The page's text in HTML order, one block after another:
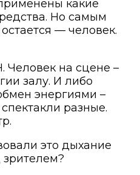
какие
Но самым
— человек.
на сцене –
залу. И либо
энергиями –
разные.
это дыхание